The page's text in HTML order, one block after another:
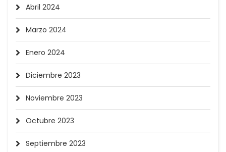
Abril 2024
Marzo 2024
Enero 2024
Diciembre 2023
Noviembre 2023
Octubre 2023
Septiembre 2023